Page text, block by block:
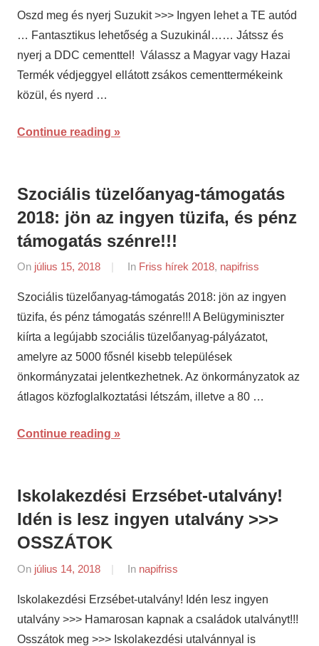
Oszd meg és nyerj Suzukit >>> Ingyen lehet a TE autód
… Fantasztikus lehetőség a Suzukinál…… Játssz és
nyerj a DDC cementtel! Válassz a Magyar vagy Hazai
Termék védjeggyel ellátott zsákos cementtermékeink
közül, és nyerd …
Continue reading
Szociális tüzelőanyag-támogatás
2018: jön az ingyen tüzifa, és pénz
támogatás szénre!!!
On július 15, 2018
By
In Friss hírek 2018, napifriss
Szociális tüzelőanyag-támogatás 2018: jön az ingyen
tüzifa, és pénz támogatás szénre!!! A Belügyminiszter
kiírta a legújabb szociális tüzelőanyag-pályázatot,
amelyre az 5000 fősnél kisebb települések
önkormányzatai jelentkezhetnek. Az önkormányzatok az
átlagos közfoglalkoztatási létszám, illetve a 80 …
Continue reading
Iskolakezdési Erzsébet-utalvány!
Idén is lesz ingyen utalvány >>>
OSSZÁTOK
On július 14, 2018
By
In napifriss
Iskolakezdési Erzsébet-utalvány! Idén lesz ingyen
utalvány >>> Hamarosan kapnak a családok utalványt!!!
Osszátok meg >>> Iskolakezdési utalvánnyal is